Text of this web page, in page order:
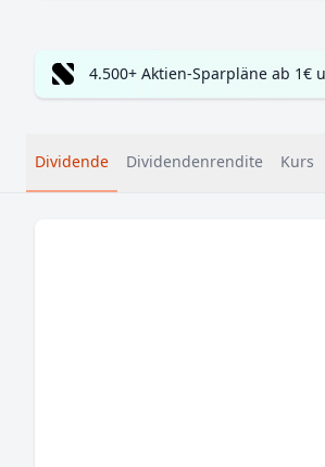
4.500+ Aktien-Sparpläne ab
Dividende Dividendenrendite Kurs